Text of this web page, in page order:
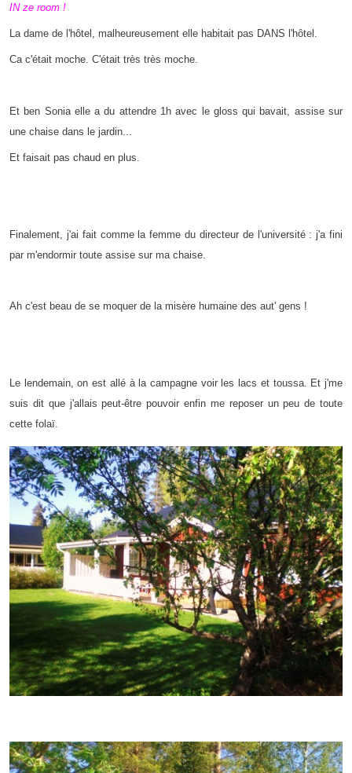
IN ze room !
La dame de l'hôtel, malheureusement elle habitait pas DANS l'hôtel.
Ca c'était moche. C'était très très moche.
Et ben Sonia elle a du attendre 1h avec le gloss qui bavait, assise sur
une chaise dans le jardin...
Et faisait pas chaud en plus.
Finalement, j'ai fait comme la femme du directeur de l'université : j'a fini
par m'endormir toute assise sur ma chaise.
Ah c'est beau de se moquer de la misère humaine des aut' gens !
Le lendemain, on est allé à la campagne voir les lacs et toussa. Et j'me
suis dit que j'allais peut-être pouvoir enfin me reposer un peu de toute
cette folaï.